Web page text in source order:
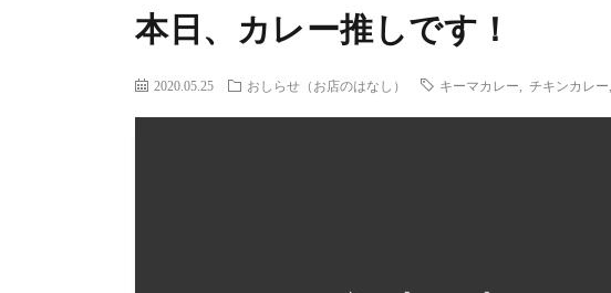
本日、カレー推しです！
2020.05.25 おしらせ（お店のはなし） キーマカレー チキンカレー